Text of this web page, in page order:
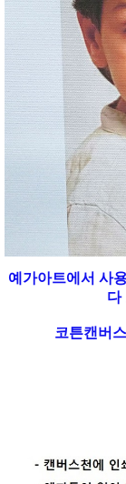
예가아트에서 사
다
코튼캔버